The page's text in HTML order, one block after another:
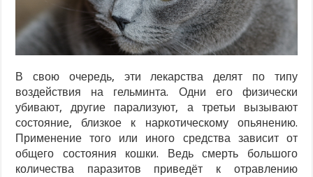
В свою очередь, эти лекарства делят по типу
воздействия на гельминта. Одни его физически
убивают, другие парализуют, а третьи вызывают
состояние, близкое к наркотическому опьянению.
Применение того или иного средства зависит от
общего состояния кошки. Ведь смерть большого
количества паразитов приведёт к отравлению